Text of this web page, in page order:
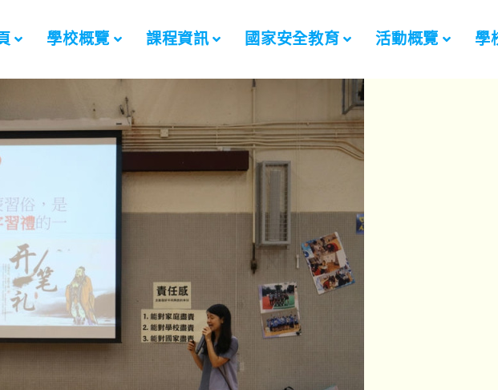
學校概覽 課程資訊 國家安全教育 活動概覽 學